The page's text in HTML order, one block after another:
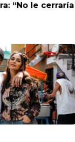
“No le cerraría